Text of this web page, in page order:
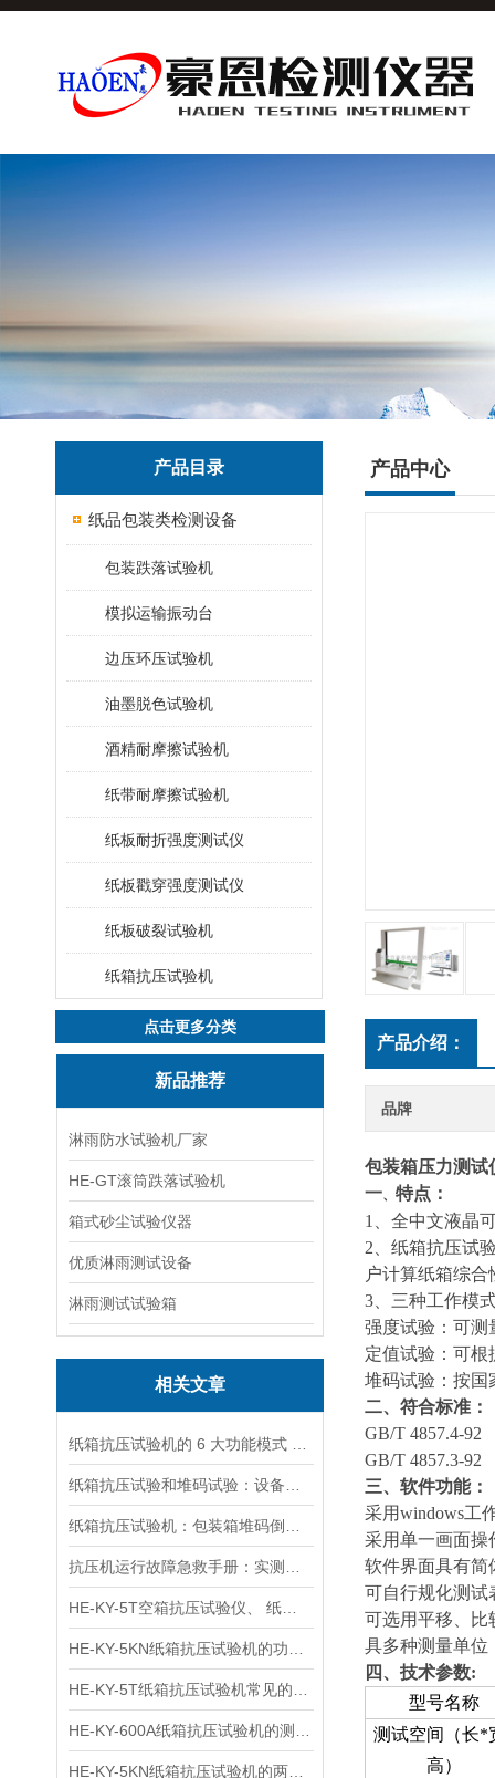
产品目录
纸品包装类检测设备
包装跌落试验机
模拟运输振动台
边压环压试验机
油墨脱色试验机
酒精耐摩擦试验机
纸带耐摩擦试验机
纸板耐折强度测试仪
纸板戳穿强度测试仪
纸板破裂试验机
纸箱抗压试验机
点击更多分类
新品推荐
淋雨防水试验机厂家
HE-GT滚筒跌落试验机
箱式砂尘试验仪器
优质淋雨测试设备
淋雨测试试验箱
相关文章
产品中心
产品介绍：
品牌
包装箱压力测试
一、 特点：
1、全中文液晶
2 、纸箱抗压试
户计算纸箱综合
3 、三种工作模
强度试验：可测
定值试验：可根
堆码试验：按国
二、符合标准：
GB/T 4857.4-
GB/T 4857.3-92
三、软件功能：
采用windows工
采用单一画面操
软件界面具有简
可自行规化测试
可选用平移、比
具多种测量单位
四、技术参数:
型号名称
测试空间（长*
高）